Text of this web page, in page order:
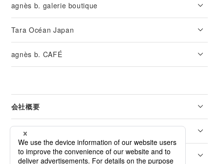
agnès b. galerie boutique
Tara Océan Japan
agnès b. CAFÉ
会社概要
リーガル
カスタマーサービス